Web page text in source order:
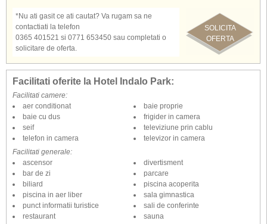
SOLICITA
OFERTA
*Nu ati gasit ce ati cautat? Va rugam sa ne
contactiati la telefon
0365 401521 si 0771 653450 sau completati o
solicitare de oferta.
Facilitati oferite la Hotel Indalo Park:
Facilitati camere:
aer conditionat
baie cu dus
baie proprie
frigider in camera
seif
telefon in camera
televiziune prin cablu
televizor in camera
Facilitati generale:
ascensor
bar de zi
biliard
divertisment
parcare
piscina acoperita
piscina in aer liber
punct informatii turistice
restaurant
sala gimnastica
sali de conferinte
sauna